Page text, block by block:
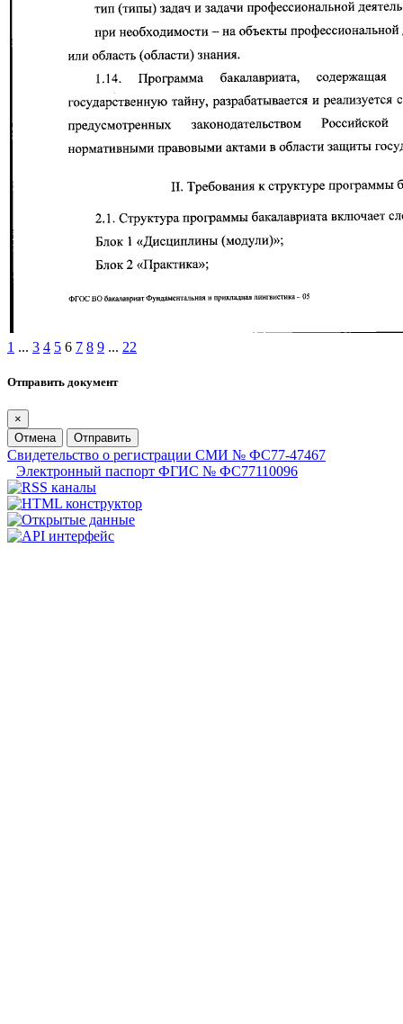
1 ... 3 4 5 6 7 8 9 ... 22
Отправить документ
×
Отмена
Отправить
Свидетельство о регистрации СМИ № ФС77-47467
Электронный паспорт ФГИС № ФС77110096